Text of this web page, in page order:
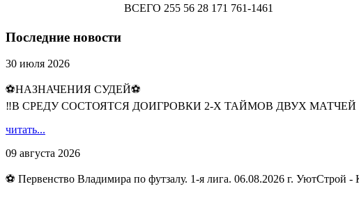
ВСЕГО 255 56 28 171 761-1461
Последние новости
30 июля 2026
⚽НАЗНАЧЕНИЯ СУДЕЙ⚽
‼В СРЕДУ СОСТОЯТСЯ ДОИГРОВКИ 2-Х ТАЙМОВ ДВУХ
читать...
09 августа 2026
⚽ Первенство Владимира по футзалу. 1-я лига. 06.08.2026 г. УютСтрой